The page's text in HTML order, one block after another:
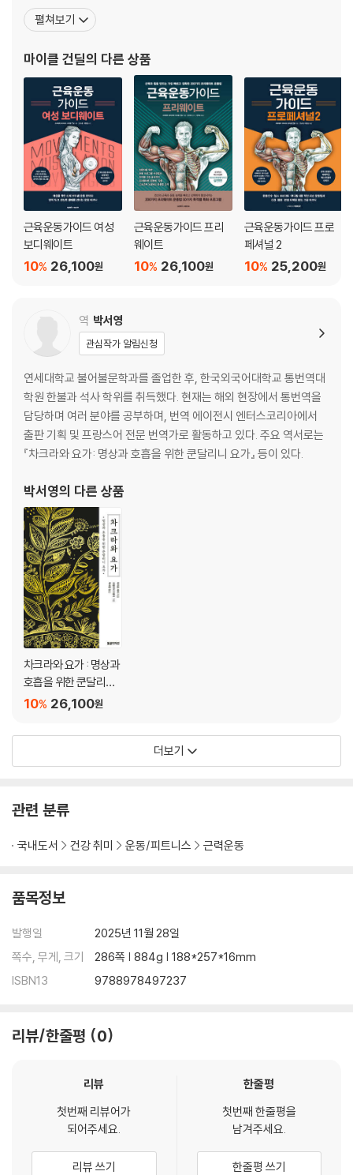
포니아 Academy of Bodybuilding Fitness & Sports Awards
에서 ‘올해의 기사’ 상을 수상했으며, 〈Iron Man〉이나 〈Dirty Dietin
다. 또한
펼쳐보기
마이클 건딜의 다른 상품
근육운동가이드 여성
보디웨이트
26,100원
10%
근육운동가이드 프리
웨이트
26,100원
10%
근육운동가이드 프로
페셔널 2
25,200원
10%
역 박서영
관심작가 알림신청
연세대학교 불어불문학과를 졸업한 후, 한국외국어대학교 통번역대
학원 한불과 석사 학위를 취득했다. 현재는 해외 현장에서 통번역을
담당하며 여러 분야를 공부하며, 번역 에이전시 엔터스코리아에서
출판 기획 및 프랑스어 전문 번역가로 활동하고 있다. 주요 역서로는
『차크라와 요가: 명상과 호흡을 위한 쿤달리니 요가』 등이 있다.
박서영의 다른 상품
차크라와 요가 : 명상과
호흡을 위한 쿤달리니
요가 26,100원
10%
더보기
관련 분류
국내도서 건강 취미 운동/피트니스 근력운동
품목정보
발행일
2025년 11월 28일
쪽수, 무게, 크기
286쪽 | 884g | 188*257*16mm
ISBN13
9788978497237
리뷰/한줄평 0
리뷰
첫번째 리뷰어가
되어주세요.
리뷰 쓰기
한줄평
첫번째 한줄평을
남겨주세요.
한줄평 쓰기